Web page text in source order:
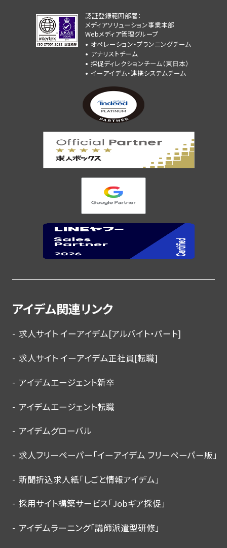
認証登録範囲部署：
メディアソリューション事業本部
Webメディア管理グループ
オペレーション・プランニングチーム
アナリストチーム
採促ディレクションチーム（東日本）
イーアイデム・連携システムチーム
アイデム関連リンク
求人サイト イーアイデム[アルバイト・パート]
求人サイト イーアイデム正社員[転職]
アイデムエージェント新卒
アイデムエージェント転職
アイデムグローバル
求人フリーペーパー「イーアイデム フリーペーパー版」
新聞折込求人紙「しごと情報アイデム」
採用サイト構築サービス「Jobギア採促」
アイデムラーニング「講師派遣型研修」